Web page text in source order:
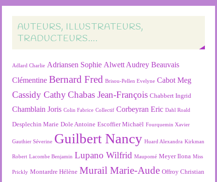
AUTEURS, ILLUSTRATEURS,
TRADUCTEURS….
Adlard Charlie Adriansen Sophie Alwett Audrey Beauvais
Clémentine Bernard Fred Brisou-Pellen Evelyne Cabot Meg
Cassidy Cathy Chabas Jean-François Chabbert Ingrid
Chamblain Joris Colin Fabrice Collectif Corbeyran Eric Dahl Roald
Desplechin Marie Dole Antoine Escoffier Michaël Fourquemin Xavier
Gauthier Séverine Guilbert Nancy Huard Alexandra Kirkman
Robert Lacombe Benjamin Lupano Wilfrid Maupomé Meyer Ilona Miss
Prickly Montardre Hélène Murail Marie-Aude Offroy Christian